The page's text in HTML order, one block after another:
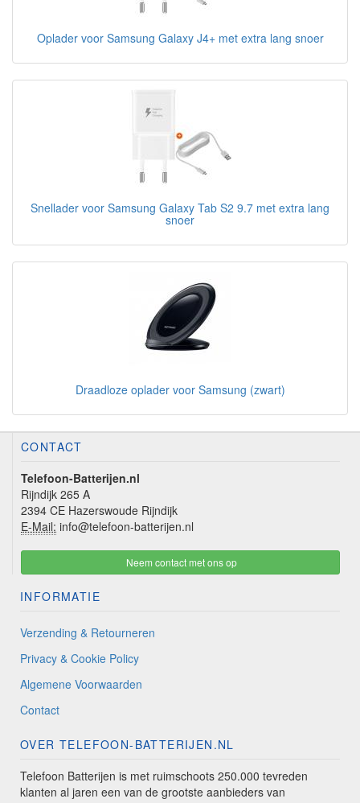
Oplader voor Samsung Galaxy J4+ met extra lang snoer
Snellader voor Samsung Galaxy Tab S2 9.7 met extra lang
snoer
Draadloze oplader voor Samsung (zwart)
CONTACT
Telefoon-Batterijen.nl
Rijndijk 265 A
2394 CE Hazerswoude Rijndijk
E-Mail: info@telefoon-batterijen.nl
Neem contact met ons op
INFORMATIE
Verzending & Retourneren
Privacy & Cookie Policy
Algemene Voorwaarden
Contact
OVER TELEFOON-BATTERIJEN.NL
Telefoon Batterijen is met ruimschoots 250.000 tevreden
klanten al jaren een van de grootste aanbieders van